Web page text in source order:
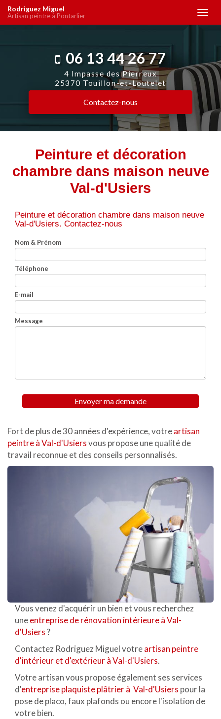
Aller
au
Rodriguez Miguel
Artisan peintre à Pontarlier
06 13 44 26 77
4 Impasse des Pierreux
25370 Touillon-et-Loutelet
Contactez-nous
Peinture et décoration
chambre dans maison neuve
Val-d'Usiers
Peinture et décoration chambre dans maison neuve
Val-d'Usiers. Contactez-nous
Nom & Prénom
Téléphone
E-mail
Message
Envoyer ma demande
Fort de plus de 30 années d'expérience, votreartisan
peintre à Val-d'Usiersvous propose une qualité de
travail reconnue et des conseils personnalisés.
Vous venez d'acquérir un bien et vous recherchez
uneentreprise de rénovation intérieure à Val-
d'Usiers?
Contactez Rodriguez Miguel votreartisan peintre
d'intérieur et d'extérieur à Val-d'Usiers.
Votre artisan vous propose également ses services
d'entreprise plaquiste plâtrier à Val-d'Usiers pour la
pose de placo, faux plafonds ou encore l'isolation de
votre bien.